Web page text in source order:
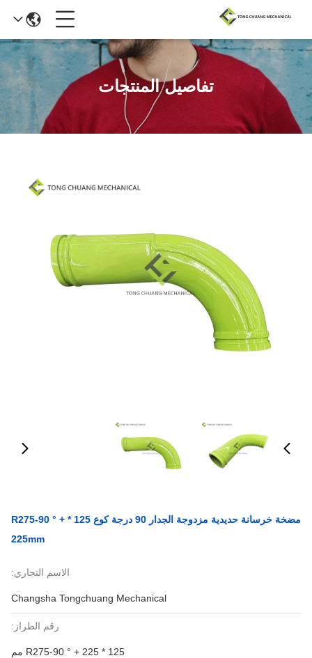
تفاصيل المنتجات
مضخة خرسانة حديدية مزدوجة الجدار 90 درجة كوع 125 * R275-90 ° +
225mm
الاسم التجاري:
Changsha Tongchuang Mechanical
رقم الطراز:
125 * R275-90 ° + 225 مم